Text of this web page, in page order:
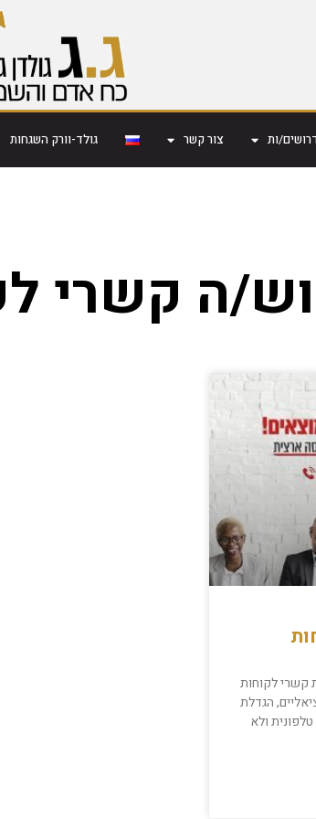
ות צור קשר גולד-וורק השגחות
ה קשרי
קשרי לקוחות
הגדלת
ולא